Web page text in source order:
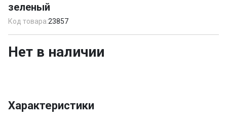
зеленый
Код товара:23857
Нет в наличии
Характеристики